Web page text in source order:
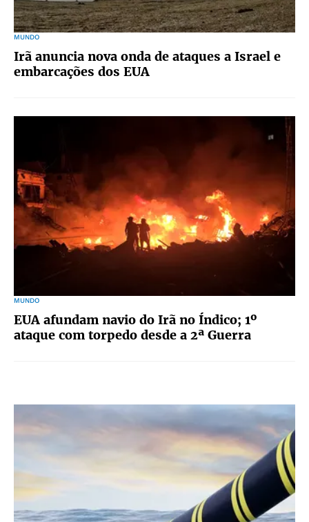
MUNDO
Irã anuncia nova onda de ataques a Israel e
embarcações dos EUA
MUNDO
EUA afundam navio do Irã no Índico; 1º
ataque com torpedo desde a 2ª Guerra